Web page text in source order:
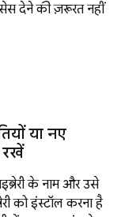
देने की ज़रूरत नहीं
या नए
रखें
के नाम और उसे
को इंस्टॉल करना है